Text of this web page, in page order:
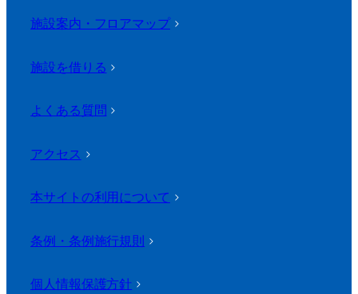
施設案内・フロアマップ>
施設を借りる >
よくある質問 >
アクセス >
本サイトの利用について >
条例・条例施行規則 >
個人情報保護方針 >